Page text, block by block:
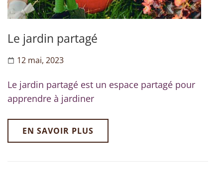
Le jardin partagé
12 mai, 2023
Le jardin partagé est un espace partagé pour
apprendre à jardiner
EN SAVOIR PLUS